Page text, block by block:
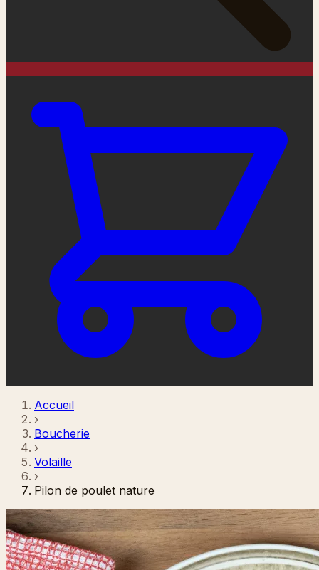
Accueil
›
Boucherie
›
Volaille
›
Pilon de poulet nature